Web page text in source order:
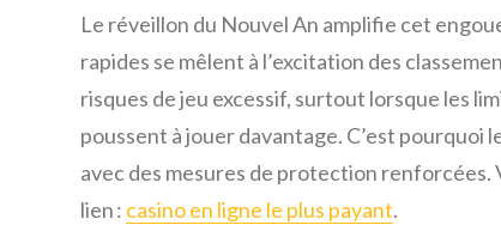
Le réveillon du Nouvel An amplifie cet
rapides se mêlent à l’excitation des
risques de jeu excessif, surtout lorsque les
poussent à jouer davantage. C’est
avec des mesures de protection renforcées.
lien : casino en ligne le plus payant.